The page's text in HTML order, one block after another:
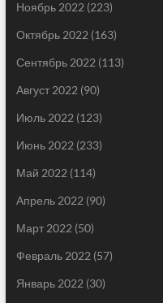
Ноябрь 2022 (223)
Октябрь 2022 (163)
Сентябрь 2022 (113)
Август 2022 (90)
Июль 2022 (123)
Июнь 2022 (233)
Май 2022 (114)
Апрель 2022 (90)
Март 2022 (50)
Февраль 2022 (57)
Январь 2022 (30)